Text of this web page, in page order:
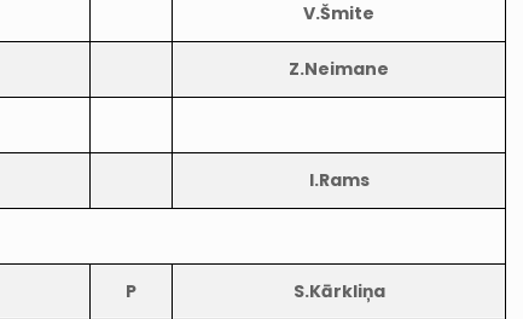
V.Šmite
Z.Neimane
I.Rams
P S.Kārkliņa